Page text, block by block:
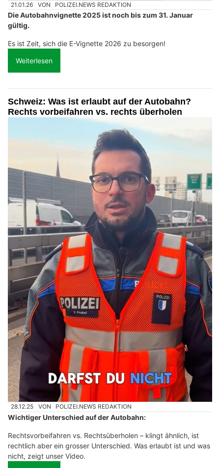
21.01.26 VON POLIZEI.NEWS REDAKTION
Die Autobahnvignette 2025 ist noch bis zum 31. Januar
gültig.
Es ist Zeit, sich die E-Vignette 2026 zu besorgen!
Weiterlesen
Schweiz: Was ist erlaubt auf der Autobahn?
Rechts vorbeifahren vs. rechts überholen
28.12.25 VON POLIZEI.NEWS REDAKTION
Wichtiger Unterschied auf der Autobahn:
Rechtsvorbeifahren vs. Rechtsüberholen – klingt ähnlich, ist
rechtlich aber ein grosser Unterschied. Was erlaubt ist und was
nicht, zeigt unser Video.